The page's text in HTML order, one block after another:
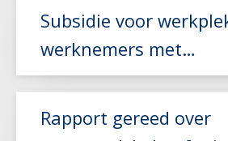
Lees meer
Subsidie voor
werknemers met
arbeidsbeperking
Rapport gereed over